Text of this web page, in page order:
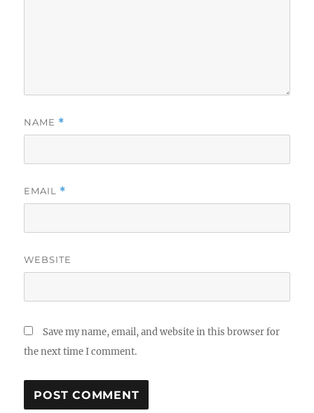
NAME *
EMAIL *
WEBSITE
Save my name, email, and website in this browser for
the next time I comment.